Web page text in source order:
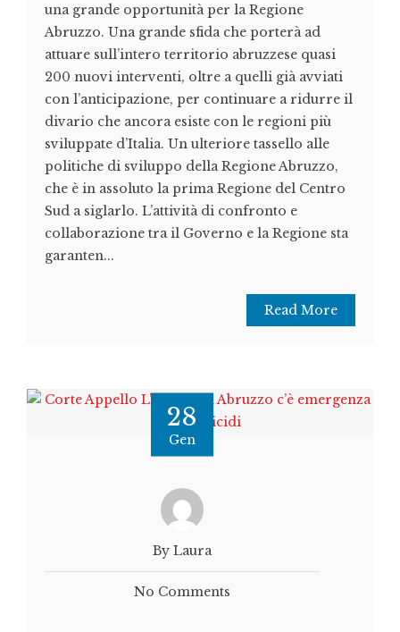
una grande opportunità per la Regione
Abruzzo. Una grande sfida che porterà ad
attuare sull’intero territorio abruzzese quasi
200 nuovi interventi, oltre a quelli già avviati
con l’anticipazione, per continuare a ridurre il
divario che ancora esiste con le regioni più
sviluppate d’Italia. Un ulteriore tassello alle
politiche di sviluppo della Regione Abruzzo,
che è in assoluto la prima Regione del Centro
Sud a siglarlo. L’attività di confronto e
collaborazione tra il Governo e la Regione sta
garanten...
Read More
28
Gen
By Laura
No Comments